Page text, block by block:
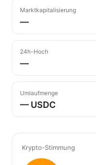
Marktkapitalisierung
—
24h-Hoch
—
Umlaufmenge
— USDC
Krypto-Stimmung